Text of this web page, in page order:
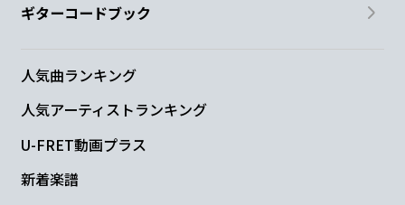
ギターコードブック
人気曲ランキング
人気アーティストランキング
U-FRET動画プラス
新着楽譜